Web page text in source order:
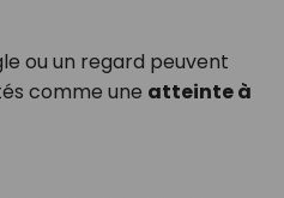
ou un regard peuvent
comme une atteinte à